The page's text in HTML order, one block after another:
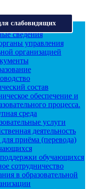
слабовидящих
организации
сведения
управления
организацией
состав
обеспечение и
процесса.
среда
услуги
деятельность
приёма (перевода)
обучающихся
сотрудничество
в образовательной